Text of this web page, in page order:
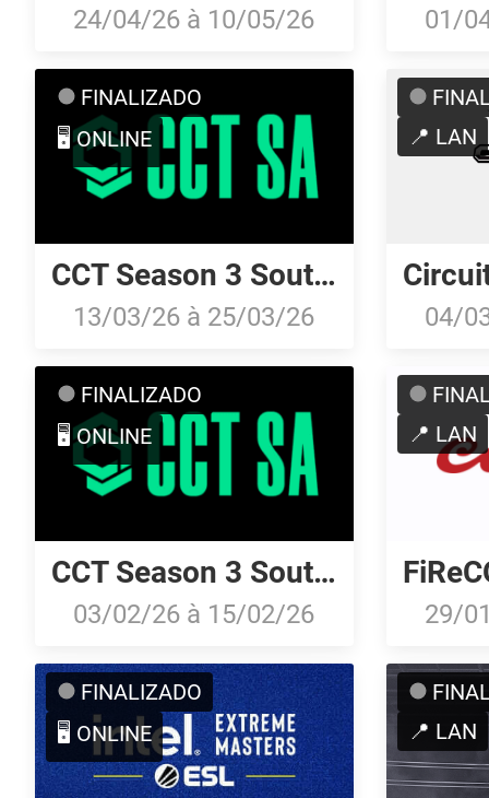
24/04/26 à 10/05/26 01/
FINALIZADO
🖥️ ONLINE
CCT Season 3 South American Series #10
13/03/26 à 25/03/26
📍 LAN
04/
FINALIZADO
🖥️ ONLINE
CCT Season 3 South American Series #8
03/02/26 à 15/02/26
📍 LAN
29/
FINALIZADO
🖥️ ONLINE
📍 LAN